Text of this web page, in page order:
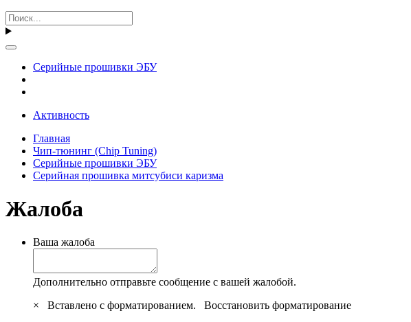
Серийные прошивки ЭБУ
Активность
Главная
Чип-тюнинг (Chip Tuning)
Серийные прошивки ЭБУ
Серийная прошивка митсубиси каризма
Жалоба
Ваша жалоба
Дополнительно отправьте сообщение с вашей жалобой.
×
Вставлено с форматированием. Восстановить форматирование